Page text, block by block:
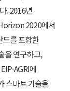
. 2016년
2020에서
드를 포함한
을 연구하고,
AGRI에
스마트 기술을